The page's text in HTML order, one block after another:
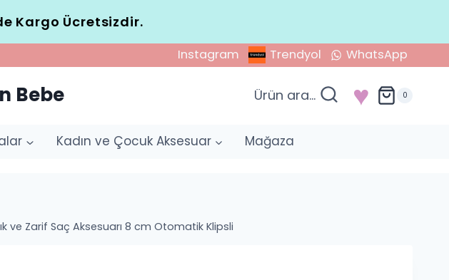
Kargo Ücretsizdir.
Instagram Trendyol WhatsApp
Bebe Ürün ara... ♥ 0
Kadın ve Çocuk Aksesuar Mağaza
ve Zarif Saç Aksesuarı 8 cm Otomatik Klipsli